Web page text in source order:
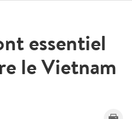
essentiel
le Vietnam